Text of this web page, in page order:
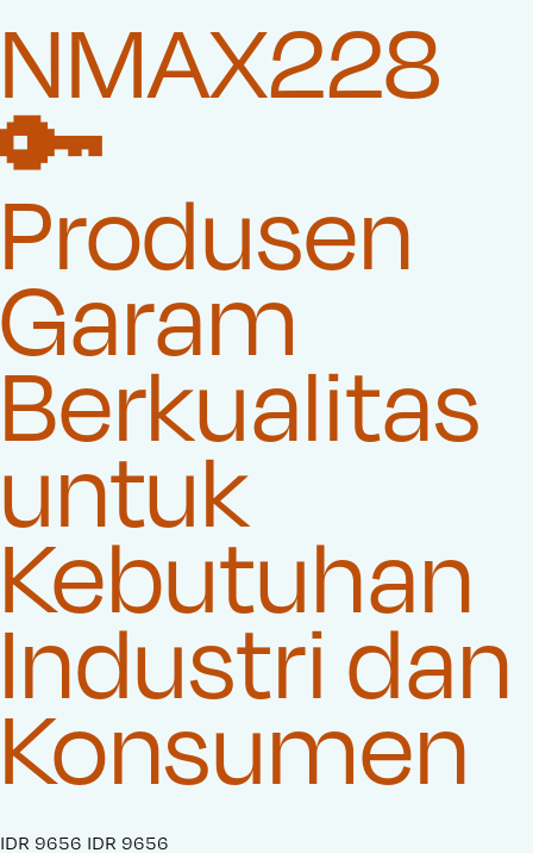
NMAX228
🔑
Produsen
Garam
Berkualitas
untuk
Kebutuhan
Industri dan
Konsumen
S
IDR 9656 O
IDR 9656